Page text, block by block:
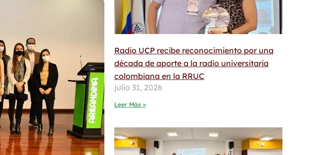
Radio UCP recibe reconocimiento por una
década de aporte a la radio universitaria
colombiana en la RRUC
julio 31, 2026
Leer Más »